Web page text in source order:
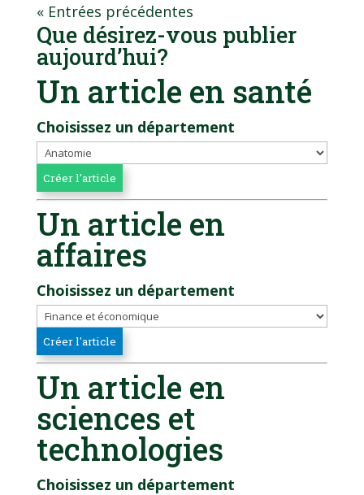
« Entrées précédentes
Que désirez-vous publier
aujourd’hui?
Un article en santé
Choisissez un département
Un article en
affaires
Choisissez un département
Un article en
sciences et
technologies
Choisissez un département